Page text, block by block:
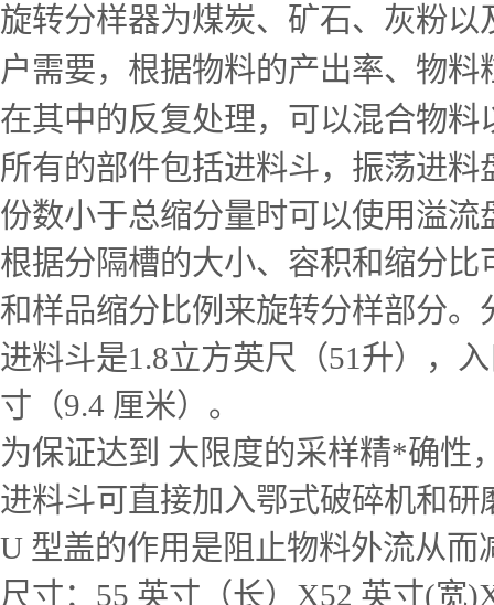
旋转分样器为煤炭、矿石、灰粉
户需要，根据物料的产出率、物
在其中的反复处理，可以混合物料
所有的部件包括进料斗，振荡进
份数小于总缩分量时可以使用溢流
根据分隔槽的大小、容积和缩分
和样品缩分比例来旋转分样部分
进料斗是1.8立方英尺（51升），
寸（9.4 厘米）。
为保证达到 大限度的采样精*确性
进料斗可直接加入鄂式破碎机和研
U 型盖的作用是阻止物料外流从
尺寸：55 英寸（长）X52 英寸(宽